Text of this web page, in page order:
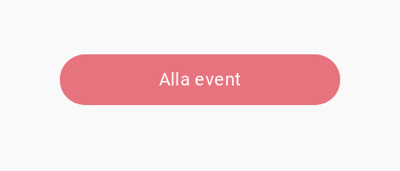
Alla event